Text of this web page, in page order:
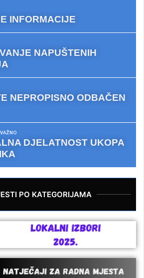
INFORMACIJE
NAPUŠTENIH
NEPROPISNO ODBAČEN
VAŽNO
DJELATNOST UKOPA
PO KATEGORIJAMA